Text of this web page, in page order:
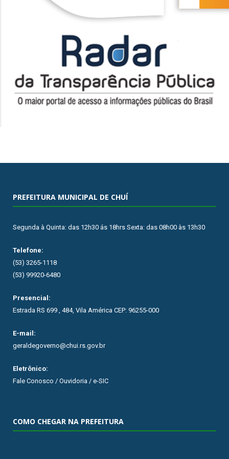
PREFEITURA MUNICIPAL DE CHUÍ
Segunda à Quinta: das 12h30 ás 18hrs Sexta: das 08h00 às 13h30
Telefone:
(53) 3265-1118
(53) 99920-6480
Presencial:
Estrada RS 699 , 484, Vila América CEP: 96255-000
E-mail:
geraldegoverno@chui.rs.gov.br
Eletrônico:
Fale Conosco / Ouvidoria / e-SIC
COMO CHEGAR NA PREFEITURA